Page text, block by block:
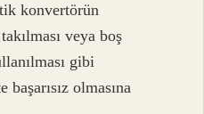
konvertörün
veya boş
gibi
olmasına